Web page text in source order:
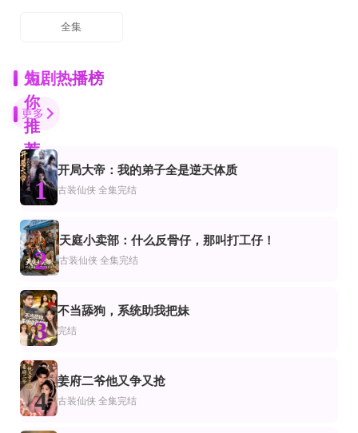
全集
为
你
推
荐
全99集
一胎二宝：离婚前老婆重生了
全集
亲爱的情敌
全82集
鬼才律师不太冷静
全集完结
逆旅微光
完结
黄土生花，泥塑三晋
张铭文＆郭浩楠
全集完结
凤驭归昭
云开彼岸
穿进乙游后我只想回家
天才少女的反击
一口气看完
更新全集
全集完结
全集完结
我的婆婆妈妈&婆婆也是妈
第100集完结
中医惊了！患者的五脏会说话
全集完结
开局落魄民宿，美女员工助我崛起
短剧热播榜
更多
1
开局大帝：我的弟子全是逆天体质
古装仙侠 全集完结
2
天庭小卖部：什么反骨仔，那叫打工仔！
古装仙侠 全集完结
3
不当舔狗，系统助我把妹
完结
4
姜府二爷他又争又抢
古装仙侠 全集完结